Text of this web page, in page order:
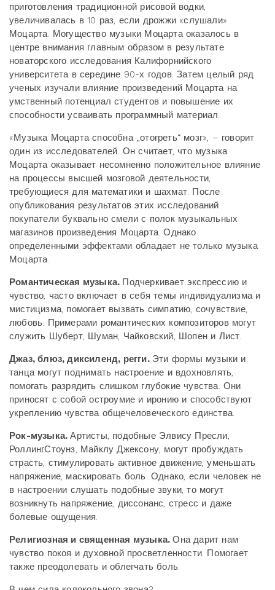
приготовления традиционной рисовой водки,
увеличивалась в 10 раз, если дрожжи «слушали»
Моцарта. Могущество музыки Моцарта оказалось в
центре внимания главным образом в результате
новаторского исследования Калифорнийского
университета в середине 90-х годов. Затем целый ряд
ученых изучали влияние произведений Моцарта на
умственный потенциал студентов и повышение их
способности усваивать программный материал.
«Музыка Моцарта способна „отогреть“ мозг», – говорит
один из исследователей. Он считает, что музыка
Моцарта оказывает несомненно положительное влияние
на процессы высшей мозговой деятельности,
требующиеся для математики и шахмат. После
опубликования результатов этих исследований
покупатели буквально смели с полок музыкальных
магазинов произведения Моцарта. Однако
определенными эффектами обладает не только музыка
Моцарта.
Романтическая музыка. Подчеркивает экспрессию и
чувство, часто включает в себя темы индивидуализма и
мистицизма, помогает вызвать симпатию, сочувствие,
любовь. Примерами романтических композиторов могут
служить Шуберт, Шуман, Чайковский, Шопен и Лист.
Джаз, блюз, диксиленд, регги. Эти формы музыки и
танца могут поднимать настроение и вдохновлять,
помогать разрядить слишком глубокие чувства. Они
приносят с собой остроумие и иронию и способствуют
укреплению чувства общечеловеческого единства.
Рок-музыка.Артисты, подобные Элвису Пресли,
РоллингСтоунз, Майклу Джексону, могут пробуждать
страсть, стимулировать активное движение, уменьшать
напряжение, маскировать боль. Однако, если человек не
в настроении слушать подобные звуки, то могут
возникнуть напряжение, диссонанс, стресс и даже
болевые ощущения.
Религиозная и священная музыка.Она дарит нам
чувство покоя и духовной просветленности. Помогает
также преодолевать и облегчать боль.